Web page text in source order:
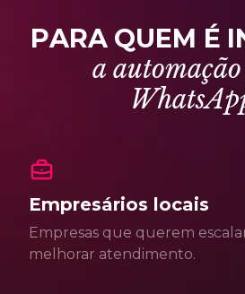
PARA QUEM É I
a automação
WhatsAp
Empresários locais
Empresas que querem
melhorar atendimento.